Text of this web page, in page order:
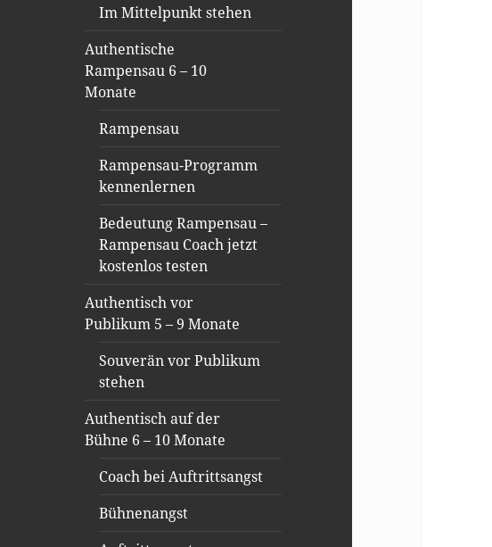
Im Mittelpunkt stehen
Authentische
Rampensau 6 – 10
Monate
Rampensau
Rampensau-Programm
kennenlernen
Bedeutung Rampensau –
Rampensau Coach jetzt
kostenlos testen
Authentisch vor
Publikum 5 – 9 Monate
Souverän vor Publikum
stehen
Authentisch auf der
Bühne 6 – 10 Monate
Coach bei Auftrittsangst
Bühnenangst